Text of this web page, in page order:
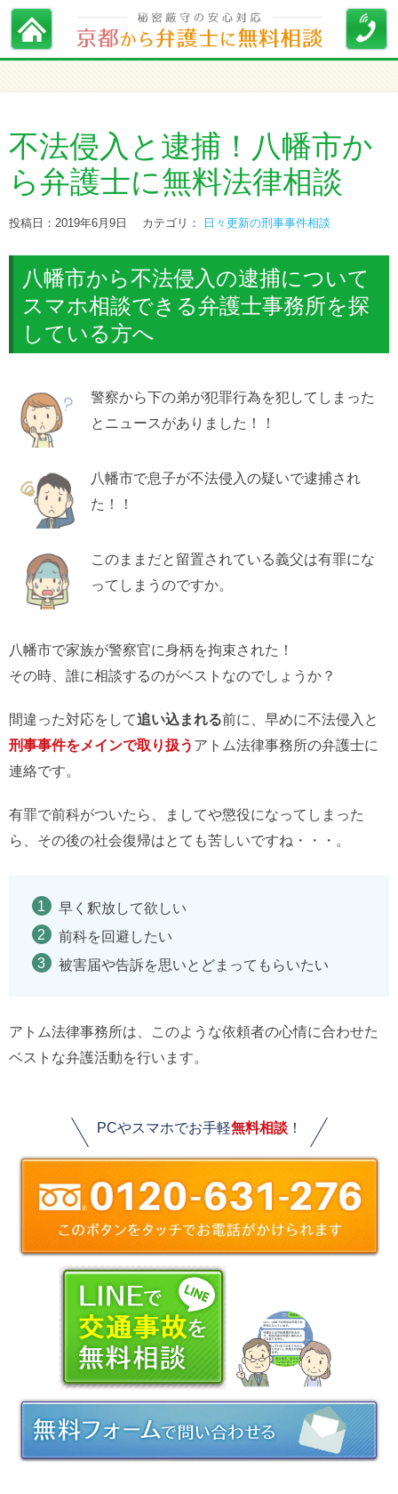
不法侵入と逮捕！八幡市か
ら弁護士に無料法律相談
投稿日：2019年6月9日 カテゴリ： 日々更新の刑事事件相談
八幡市から不法侵入の逮捕について
スマホ相談できる弁護士事務所を探
している方へ
警察から下の弟が犯罪行為を犯してしまった
とニュースがありました！！
八幡市で息子が不法侵入の疑いで逮捕され
た！！
このままだと留置されている義父は有罪にな
ってしまうのですか。
八幡市で家族が警察官に身柄を拘束された！
その時、誰に相談するのがベストなのでしょうか？
間違った対応をして追い込まれる前に、早めに不法侵入と
刑事事件をメインで取り扱う アトム法律事務所の弁護士に
連絡です。
有罪で前科がついたら、ましてや懲役になってしまった
ら、その後の社会復帰はとても苦しいですね・・・。
早く釈放して欲しい
前科を回避したい
被害届や告訴を思いとどまってもらいたい
アトム法律事務所は、このような依頼者の心情に合わせた
ベストな弁護活動を行います。
PCやスマホでお手軽無料相談！